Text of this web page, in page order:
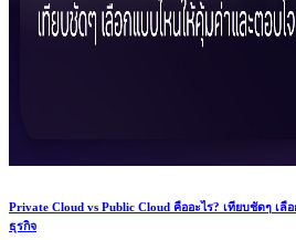
Private Cloud vs Public Cloud คืออะไร? เทียบชัดๆ เ
ธุรกิจ